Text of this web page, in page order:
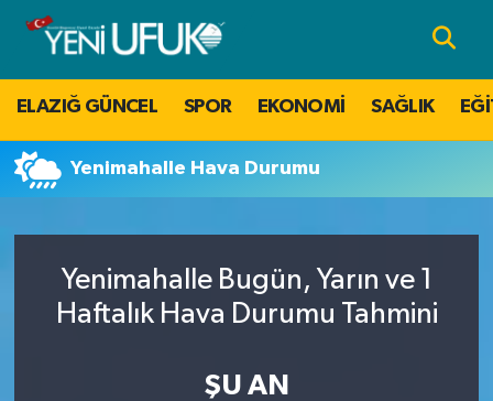
ELAZIĞ GÜNCEL SPOR EKONOMİ SAĞLIK
Yenimahalle Hava Durumu
Yenimahalle Bugün, Yarın ve 1
Haftalık Hava Durumu Tahmini
ŞU AN
Nöbetçi Eczaneler
Hava Durumu
Namaz Vakitleri
Süper Lig Puan Durumu ve Fikstür